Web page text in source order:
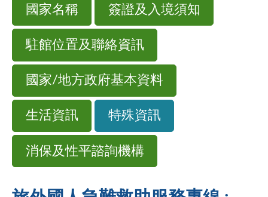
國家名稱 簽證及入境須知
駐館位置及聯絡資訊
國家/地方政府基本資料
生活資訊 特殊資訊
消保及性平諮詢機構